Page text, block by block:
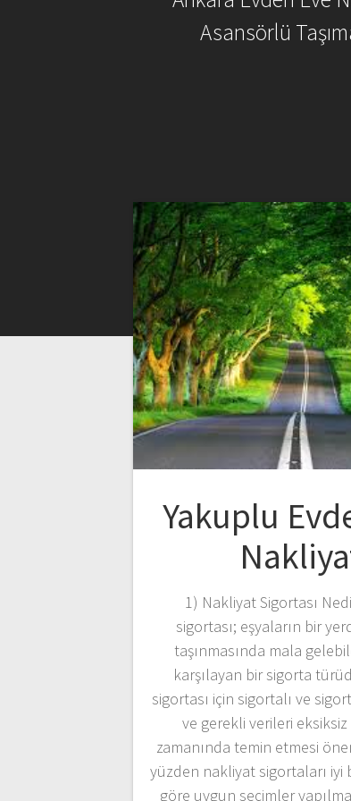
Asansörlü
Yakuplu
1) Nakliyat Sigortası
sigortası; eşyaların bir
taşınmasında mala
karşılayan bir sigorta
sigortası için sigortalı ve
ve gerekli verileri
zamanında temin etmesi
yüzden nakliyat sigortaları iyi
göre uygun seçimler